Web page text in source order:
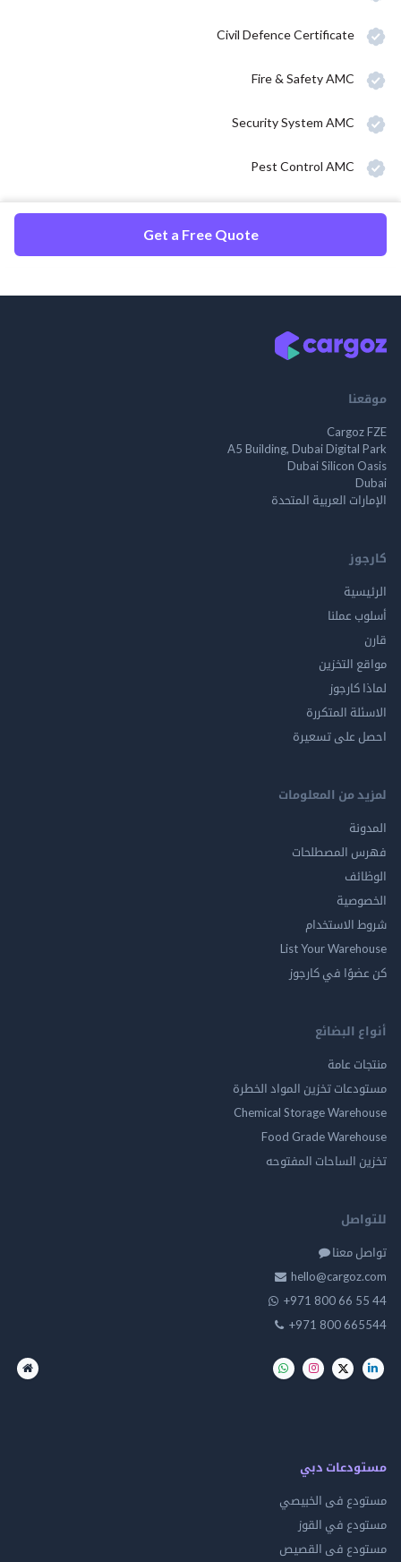
Civil Defence Certificate
Fire & Safety AMC
Security System AMC
Pest Control AMC
Get a Free Quote
موقعنا
Cargoz FZE
A5 Building, Dubai Digital Park
Dubai Silicon Oasis
Dubai
الإمارات العربية المتحدة
كارجوز
الرئيسية
أسلوب عملنا
قارن
مواقع التخزين
لماذا كارجوز
الاسئلة المتكررة
احصل على تسعيرة
لمزيد من المعلومات
المدونة
فهرس المصطلحات
الوظائف
الخصوصية
شروط الاستخدام
List Your Warehouse
كن عضوًا في كارجوز
أنواع البضائع
منتجات عامة
مستودعات تخزين المواد الخطرة
Chemical Storage Warehouse
Food Grade Warehouse
تخزين الساحات المفتوحه
للتواصل
تواصل معنا
hello@cargoz.com
+971 800 66 55 44
+971 800 665544
مستودعات دبي
مستودع فى الخبيصي
مستودع في القوز
مستودع فى القصيص